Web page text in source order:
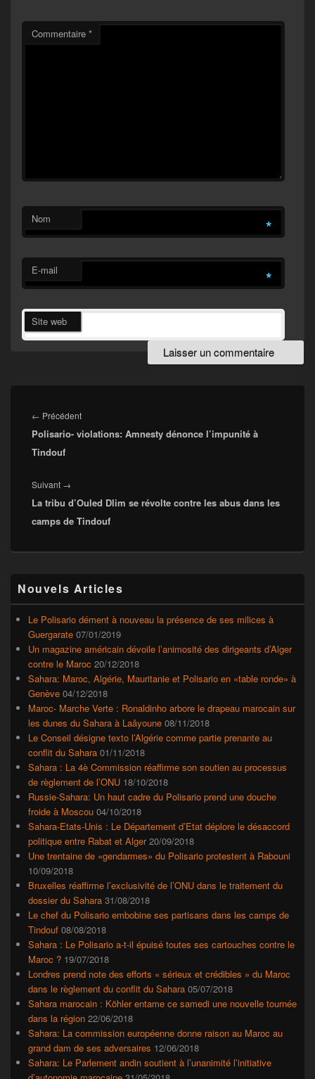
Commentaire *
Nom *
E-mail *
Site web
de
l’article
← PrécédentArticle
précédent :
Polisario- violations: Amnesty dénonce l’impunité à
Tindouf
Suivant →
suivant :
La tribu d’Ouled Dlim se révolte contre les abus dans les
camps de Tindouf
principale
de
widget
barre
latérale
Nouvels Articles
Le Polisario dément à nouveau la présence de ses milices à
Guergarate 07/01/2019
Un magazine américain dévoile l’animosité des dirigeants d’Alger
contre le Maroc 20/12/2018
Sahara: Maroc, Algérie, Mauritanie et Polisario en «table ronde» à
Genève 04/12/2018
Maroc- Marche Verte : Ronaldinho arbore le drapeau marocain sur
les dunes du Sahara à Laâyoune 08/11/2018
Le Conseil désigne texto l’Algérie comme partie prenante au
conflit du Sahara 01/11/2018
Sahara : La 4è Commission réaffirme son soutien au processus
de règlement de l’ONU 18/10/2018
Russie-Sahara: Un haut cadre du Polisario prend une douche
froide à Moscou 04/10/2018
Sahara-Etats-Unis : Le Département d’Etat déplore le désaccord
politique entre Rabat et Alger 20/09/2018
Une trentaine de «gendarmes» du Polisario protestent à Rabouni
10/09/2018
Bruxelles réaffirme l’exclusivité de l’ONU dans le traitement du
dossier du Sahara 31/08/2018
Le chef du Polisario embobine ses partisans dans les camps de
Tindouf 08/08/2018
Sahara : Le Polisario a-t-il épuisé toutes ses cartouches contre le
Maroc ? 19/07/2018
Londres prend note des efforts « sérieux et crédibles » du Maroc
dans le règlement du conflit du Sahara 05/07/2018
Sahara marocain : Köhler entame ce samedi une nouvelle tournée
dans la région 22/06/2018
Sahara: La commission européenne donne raison au Maroc au
grand dam de ses adversaires 12/06/2018
Sahara: Le Parlement andin soutient à l’unanimité l’initiative